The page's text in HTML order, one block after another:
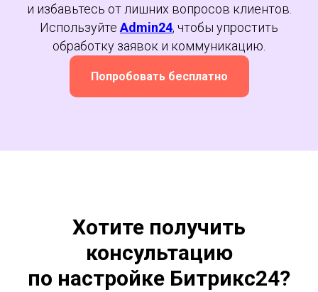
и избавьтесь от лишних вопросов клиентов.
Используйте Admin24, чтобы упростить
обработку заявок и коммуникацию.
Попробовать бесплатно
Хотите получить
консультацию
по настройке Битрикс24?